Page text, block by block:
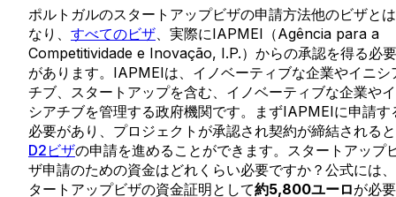
ポルトガルのスタートアップビザの申請方法他のビザと
なり、 すべてのビザ、実際にIAPMEI（Agência para a
Competitividade e Inovação, I.P.）からの承認を得る必要
があります。IAPMEIは、イノベーティブな企業やイニシ
チブ、スタートアップを含む、イノベーティブな企業や
シアチブを管理する政府機関です。まずIAPMEIに申請す
必要があり、プロジェクトが承認され契約が締結される
D2ビザの申請を進めることができます。スタートアップ
ザ申請のための資金はどれくらい必要ですか？公式には
タートアップビザの資金証明として約5,800ユーロが必